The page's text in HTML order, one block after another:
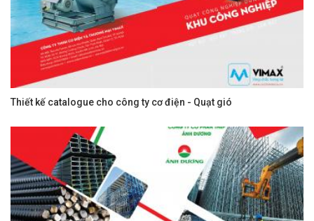
Thiết kế catalogue cho công ty cơ điện - Quạt gió